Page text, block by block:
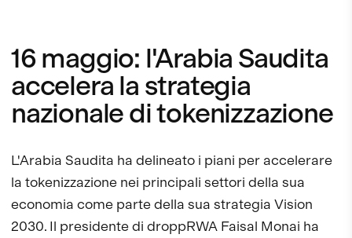
16 maggio: l'Arabia Saudita
accelera la strategia
nazionale di tokenizzazione
L'Arabia Saudita ha delineato i piani per accelerare
la tokenizzazione nei principali settori della sua
economia come parte della sua strategia Vision
2030. Il presidente di droppRWA Faisal Monai ha